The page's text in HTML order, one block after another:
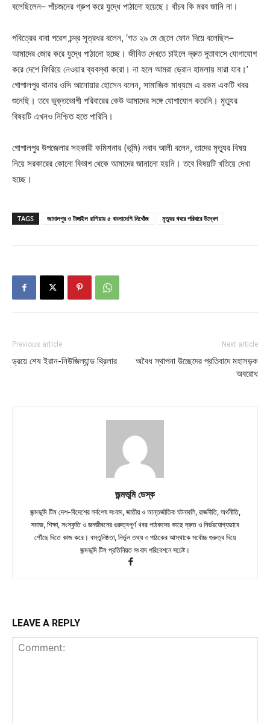
বলেছিলেন– পাঁচজনের গ্রুপ করে যুদ্ধে পাঠানো হয়েছে। বাঁচব কি মরব জানি না।
পবিত্রের বাবা পরেশ চন্দ্র সূত্রধর বলেন, ‘গত ২৯ মে ছেলে ফোন দিয়ে বলেছিল–
আমাদের জোর করে যুদ্ধে পাঠানো হচ্ছে। জীবিত দেখতে চাইলে দ্রুত দূতাবাসে যোগাযোগ
করে দেশে ফিরিয়ে নেওয়ার ব্যবস্থা করো। না হলে আমরা ড্রোন হামলায় মারা যাব।’
গোপালপুর থানার ওসি আনোয়ার হোসেন বলেন, সামাজিক মাধ্যমে এ রকম একটি খবর
শুনেছি। তবে ভুক্তভোগী পরিবারের কেউ আমাদের সঙ্গে যোগাযোগ করেনি। মৃত্যুর
বিষয়টি এখনও নিশ্চিত হতে পারিনি।
গোপালপুর উপজেলার সহকারী কমিশনার (ভূমি) নবাব আলী বলেন, তাদের মৃত্যুর বিষয়
নিয়ে সরকারের কোনো বিভাগ থেকে আমাদের জানানো হয়নি। তবে বিষয়টি খতিয়ে দেখা
হচ্ছে।
TAGS জামালপুর ও টাঙ্গাইল রাশিয়ায় ৫ বাংলাদেশি নিখোঁজ মৃত্যুর খবরে পরিবারে উদ্বেগ
Previous article
ড্রয়ে শেষ ইরান-নিউজিল্যান্ড থ্রিলার
Next article
অবৈধ স্থাপনা উচ্ছেদের প্রতিবাদে মহাসড়ক
অবরোধ
জন্মভূমি ডেস্ক
জন্মভূমি টিম দেশ-বিদেশের সর্বশেষ সংবাদ, জাতীয় ও আন্তর্জাতিক ঘটনাবলি, রাজনীতি, অর্থনীতি,
সমাজ, শিক্ষা, সংস্কৃতি ও জনজীবনের গুরুত্বপূর্ণ খবর পাঠকদের কাছে দ্রুত ও নির্ভরযোগ্যভাবে
পৌঁছে দিতে কাজ করে। বস্তুনিষ্ঠতা, নির্ভুল তথ্য ও পাঠকের আস্থাকে সর্বোচ্চ গুরুত্ব দিয়ে
জন্মভূমি টিম প্রতিনিয়ত সংবাদ পরিবেশনে সচেষ্ট।
LEAVE A REPLY